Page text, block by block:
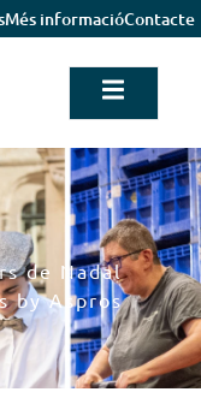
Més informacióContacte
de Nadal
by Aspros